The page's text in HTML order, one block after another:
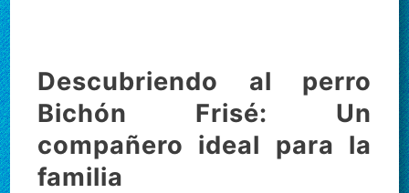
Descubriendo al perro
Bichón Frisé: Un
compañero ideal para la
familia